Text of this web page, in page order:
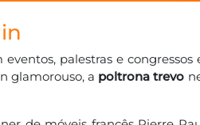
palestras e
glamorouso, a poltrona trevo